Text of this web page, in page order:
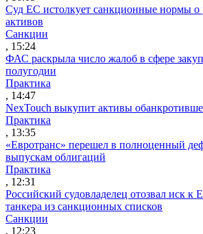
Суд ЕС истолкует санкционные нормы о
активов
Санкции
, 15:24
ФАС раскрыла число жалоб в сфере
полугодии
Практика
, 14:47
NexTouch выкупит активы
Практика
, 13:35
«Евротранс» перешел в полноценный
выпускам облигаций
Практика
, 12:31
Российский судовладелец отозвал иск к
танкера из санкционных списков
Санкции
, 12:23